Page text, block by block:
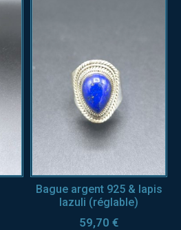
Bague argent 925 & lapis
lazuli (réglable)
59,70 €